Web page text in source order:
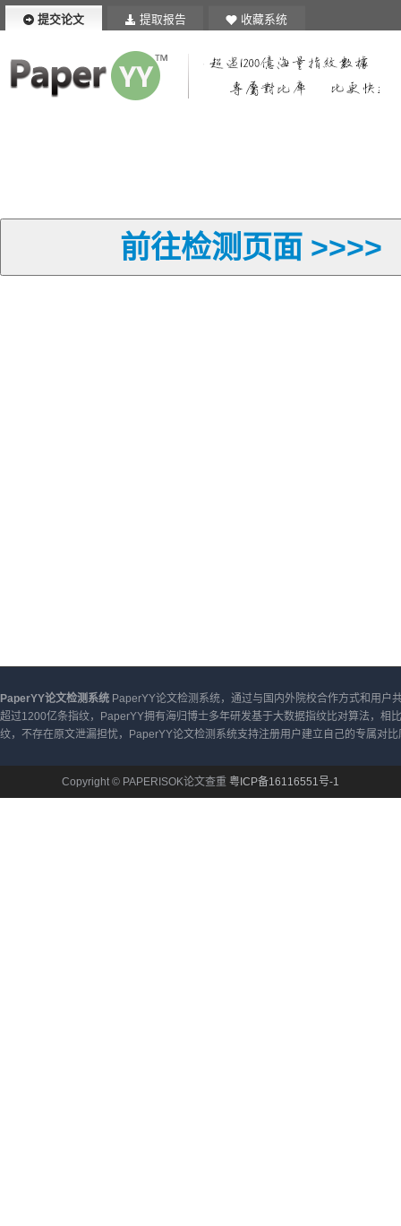
提交论文 提取报告 收藏系统
前往检测页面 >>>>
PaperYY论文检测系统 PaperYY论文检测系统，通过与国内外院校合作方式和用
超过1200亿条指纹，PaperYY拥有海归博士多年研发基于大数据指纹比对算法，
纹，不存在原文泄漏担忧，PaperYY论文检测系统支持注册用户建立自己的专属对
Copyright © PAPERISOK论文查重 粤ICP备16116551号-1